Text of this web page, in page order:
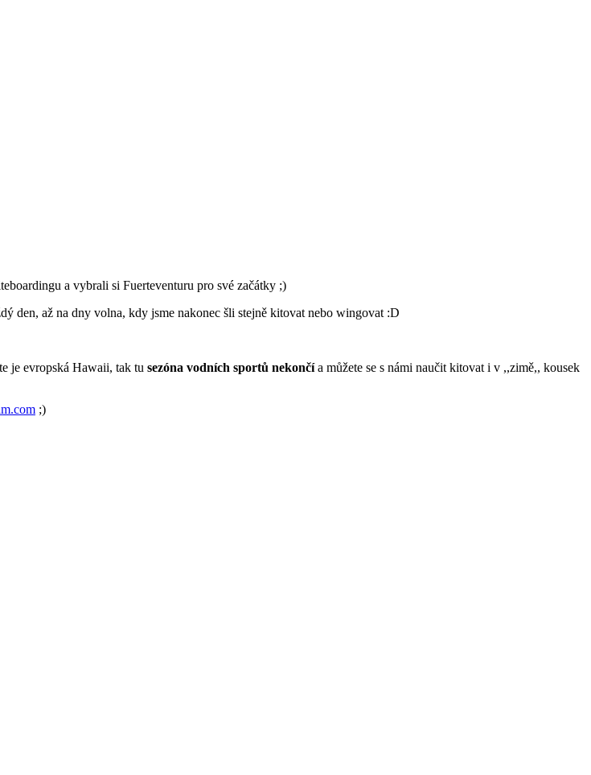
a vybrali si Fuerteventuru pro své začátky ;)
den, až na dny volna, kdy jsme nakonec šli stejně kitovat nebo wingovat :D
je evropská Hawaii, tak tu sezóna vodních sportů nekončía můžete se s námi naučit kitovat i v ,,zimě,, kousek
;)